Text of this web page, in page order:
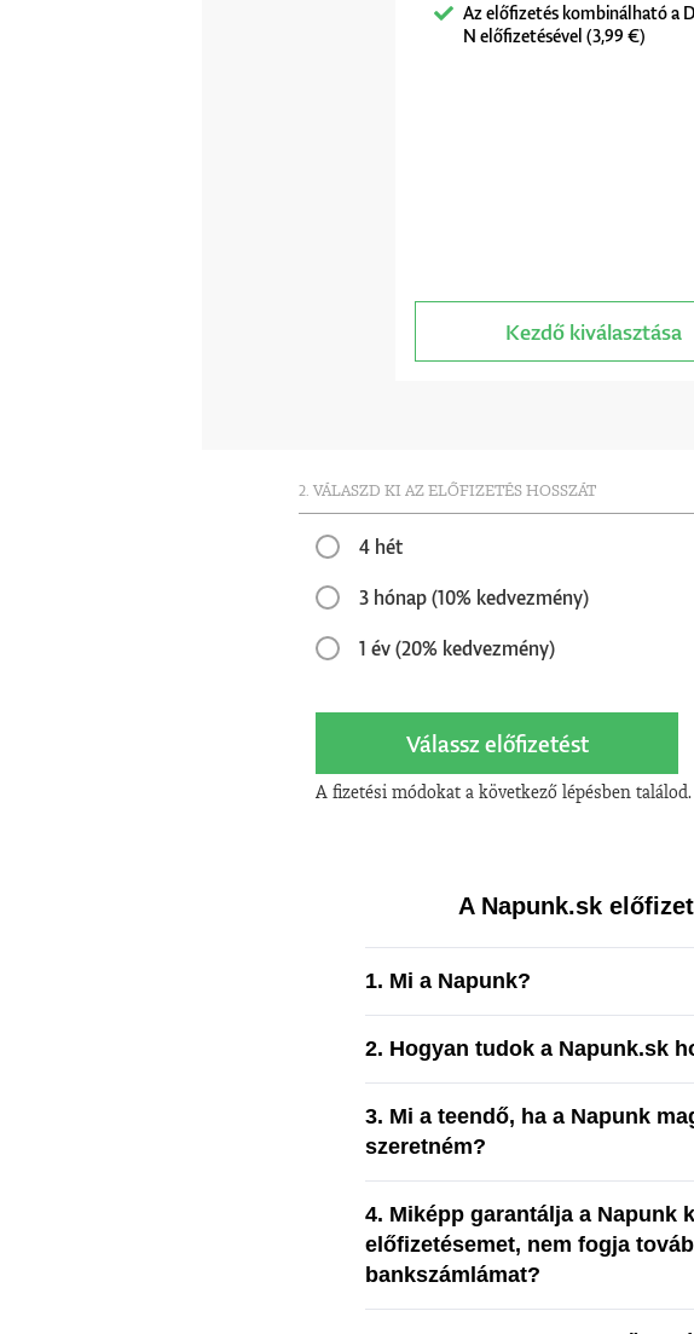
Az előfizetés kombinálható a
N előfizetésével (3,99 €)
Kezdő kiválasztása
2. VÁLASZD KI AZ ELŐFIZETÉS HOSSZÁT
4 hét
3 hónap (10% kedvezmény)
1 év (20% kedvezmény)
Válassz előfizetést
A fizetési módokat a következő lépésben találod.
A Napunk.sk
1. Mi a Napunk?
2. Hogyan tudok a Napunk.sk
3. Mi a teendő, ha a Napunk
szeretném?
4. Miképp garantálja a Napunk
előfizetésemet, nem fogja
bankszámlámat?